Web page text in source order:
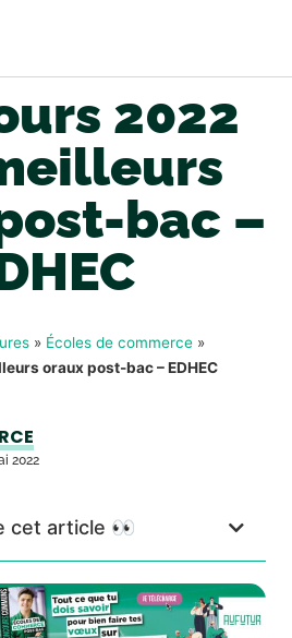
2022
bac –
» Écoles de commerce »
oraux post-bac – EDHEC
2022
cet article 👀